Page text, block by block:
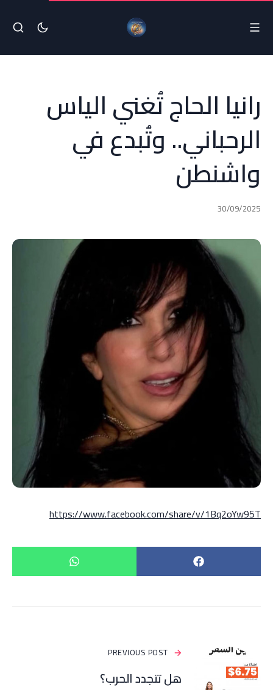
رانيا الحاج تُغني الياس
الرحباني.. وتُبدع في
واشنطن
30/09/2025
https://www.facebook.com/share/v/1Bq2oYw95T
PREVIOUS POST
هل تتجدد الحرب؟